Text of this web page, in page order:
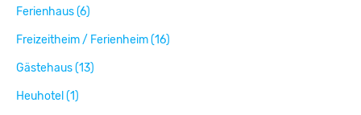
Ferienhaus (6)
Freizeitheim / Ferienheim (16)
Gästehaus (13)
Heuhotel (1)